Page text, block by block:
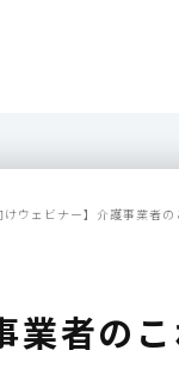
けウェビナー】介護事業者
業者のこ